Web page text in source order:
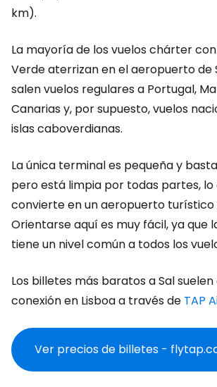
km).
La mayoría de los vuelos chárter
Verde aterrizan en el aeropuerto de
salen vuelos regulares a Portugal,
Canarias y, por supuesto, vuelos
islas caboverdianas.
La única terminal es pequeña y
pero está limpia por todas partes, lo
convierte en un aeropuerto turístico
Orientarse aquí es muy fácil, ya que
tiene un nivel común a todos los
Los billetes más baratos a Sal
conexión en Lisboa a través de TAP
Ver precios de billetes -